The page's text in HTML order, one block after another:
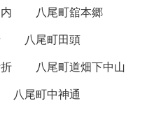
八尾町舘本郷
八尾町田頭
八尾町道畑下中山
八尾町中神通